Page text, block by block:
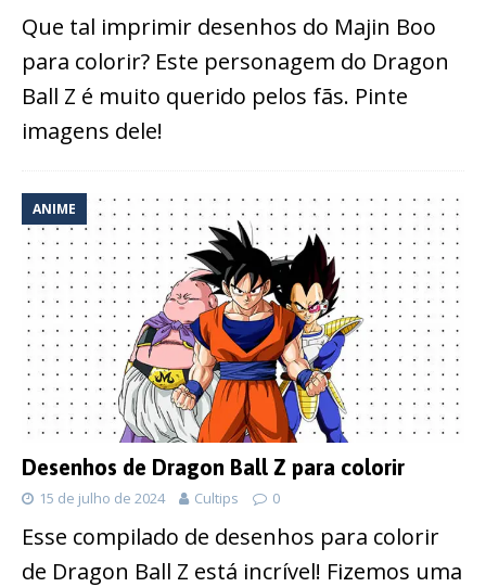
Que tal imprimir desenhos do Majin Boo
para colorir? Este personagem do Dragon
Ball Z é muito querido pelos fãs. Pinte
imagens dele!
ANIME
Desenhos de Dragon Ball Z para colorir
15 de julho de 2024 Cultips 0
Esse compilado de desenhos para colorir
de Dragon Ball Z está incrível! Fizemos uma